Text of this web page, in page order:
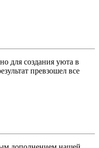
для создания уюта в
превзошел все